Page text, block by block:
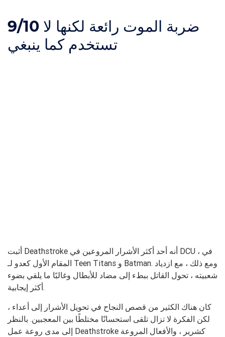
9/10
تستخدم كما ينبغي
أثبت Deathstroke أنه أحد أكثر الأشرار المروعين في DCU ، في
المقام الأول كعدو لـ Teen Titans و Batman. ومع ذلك ، مع ازدياد
شعبيته ، تحول القاتل ببطء إلى مضاد للأبطال وغالبًا ما يلقي بضوء
أكثر إيجابية.
كان هناك الكثير من قصص النجاح في تحويل الأشرار إلى أعداء ،
لكن الفكرة لا تزال تلقى استحسانًا مختلطًا بين المعجبين. بالنظر
إلى مدى روعة عمل Deathstroke كشرير ، والأفعال المروعة